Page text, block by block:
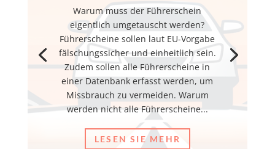
Warum muss der Führerschein
eigentlich umgetauscht werden?
Führerscheine sollen laut EU-Vorgabe
fälschungssicher und einheitlich sein.
Zudem sollen alle Führerscheine in
einer Datenbank erfasst werden, um
Missbrauch zu vermeiden. Warum
werden nicht alle Führerscheine...
LESEN SIE MEHR